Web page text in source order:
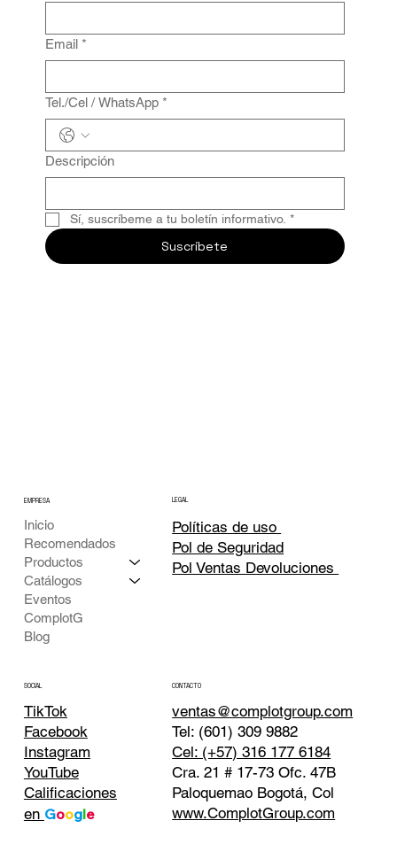
Email *
Tel./Cel / WhatsApp *
Descripción
Sí, suscríbeme a tu boletín informativo. *
Suscríbete
EMPRESA
Inicio
Recomendados
Productos
Catálogos
Eventos
ComplotG
Blog
LEGAL
Políticas de uso
Pol de Seguridad
Pol Ventas Devoluciones
SOCIAL
TikTok
Facebook
Instagram
YouTube
Calificaciones
en Google
CONTACTO
ventas@complotgroup.com
Tel: (601) 309 9882
Cel: (+57) 316 177 6184
Cra. 21 # 17-73 Ofc. 47B
Paloquemao Bogotá, Col
www.ComplotGroup.com